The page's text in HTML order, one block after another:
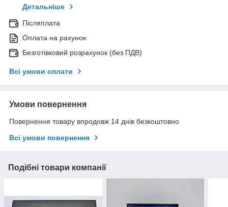
Детальніше
Післяплата
Оплата на рахунок
Безготівковий розрахунок (без ПДВ)
Всі умови оплати
Умови повернення
Повернення товару впродовж 14 днів безкоштовно
Всі умови повернення
Подібні товари компанії